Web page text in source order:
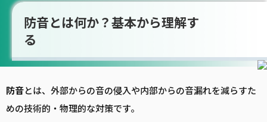
防音とは何か？基本から理解す
る
防音とは、外部からの音の侵入や内部からの音漏れを減らすた
めの技術的・物理的な対策です。